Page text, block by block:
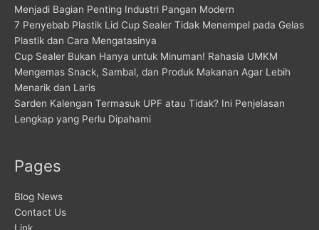
Menjadi Bagian Penting Industri Pangan Modern
7 Penyebab Plastik Lid Cup Sealer Tidak Menempel pada Gelas
Plastik dan Cara Mengatasinya
Cup Sealer Bukan Hanya untuk Minuman! Rahasia UMKM
Mengemas Snack, Sambal, dan Produk Makanan Agar Lebih
Menarik dan Laris
Sarden Kalengan Termasuk UPF atau Tidak? Ini Penjelasan
Lengkap yang Perlu Dipahami
Pages
Blog News
Contact Us
Link